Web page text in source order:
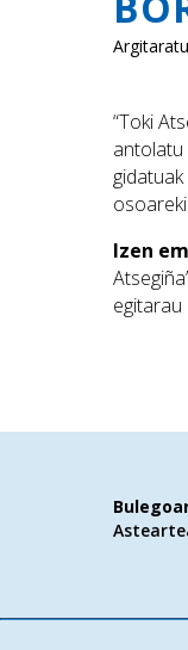
“Toki
antolatu
Izen